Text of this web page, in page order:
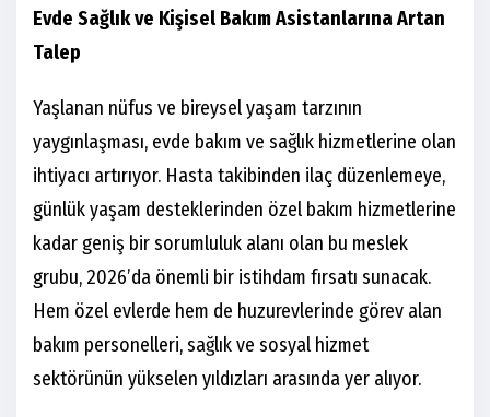
Evde Sağlık ve Kişisel Bakım Asistanlarına Artan
Talep
Yaşlanan nüfus ve bireysel yaşam tarzının
yaygınlaşması, evde bakım ve sağlık hizmetlerine olan
ihtiyacı artırıyor. Hasta takibinden ilaç düzenlemeye,
günlük yaşam desteklerinden özel bakım hizmetlerine
kadar geniş bir sorumluluk alanı olan bu meslek
grubu, 2026’da önemli bir istihdam fırsatı sunacak.
Hem özel evlerde hem de huzurevlerinde görev alan
bakım personelleri, sağlık ve sosyal hizmet
sektörünün yükselen yıldızları arasında yer alıyor.